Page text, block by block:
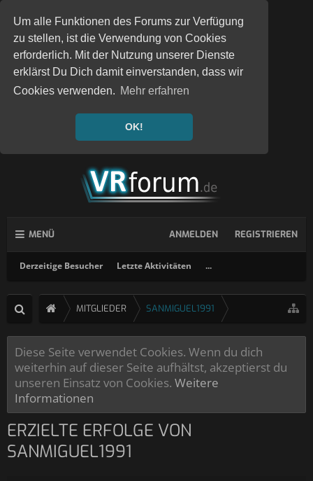
Um alle Funktionen des Forums zur Verfügung
zu stellen, ist die Verwendung von Cookies
erforderlich. Mit der Nutzung unserer Dienste
erklärst Du Dich damit einverstanden, dass wir
Cookies verwenden. Mehr erfahren
OK!
MENÜ
Derzeitige Besucher Letzte Aktivitäten ...
ANMELDEN REGISTRIEREN
MITGLIEDER SANMIGUEL1991
Diese Seite verwendet Cookies. Wenn du dich
weiterhin auf dieser Seite aufhältst, akzeptierst du
unseren Einsatz von Cookies. Weitere
Informationen
ERZIELTE ERFOLGE VON
SANMIGUEL1991